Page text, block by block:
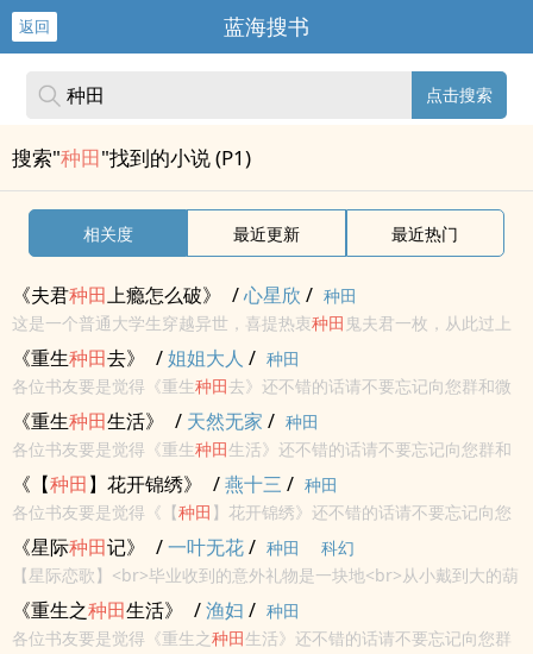
返回 蓝海搜书
点击搜索
搜索"种田"找到的小说 (P1)
相关度 最近更新 最近热门
《夫君种田上瘾怎么破》 /心星欣 / 种田
这是一个普通大学生穿越异世，喜提热衷种田 鬼夫君一枚，从此过上
了幸（jī）福（fēi）美（gǒu）满（tiào）的
—— 邱准：“小水，去种田 吗？” 霍水：“→_...
《重生种田去》 /姐姐大人 / 种田
各位书友要是觉得《重生种田去》还不错的话请不要忘记向您群和微
博里的朋友推荐哦！《重生种田去》作者：姐姐大人享受阅读 享受午
后阳光带来的慵懒惬意，一杯下午茶 一本好书。享受生活，享受小说
给您带来...
《重生种田生活》 / 天然无家 / 种田
各位书友要是觉得《重生种田生活》还不错的话请不要忘记向您群和
微博里的朋友推荐哦！《重生种田生活》作者：天然无家享受阅读 享
受午后阳光带来的慵懒惬意，一杯下午茶 一本好书。享受生活，享受
小说给您...
《【种田】花开锦绣》 /燕十三 / 种田
各位书友要是觉得《【种田 】花开锦绣》还不错的话请不要忘记向您
群和微博里的朋友推荐哦！《【 种田】花开锦绣》作者：燕十三享受
阅读 享受午后阳光带来的慵懒惬意，一杯下午茶 一本好书。享受生
活，享受小...
《星际种田记》 /一叶无花/ 种田
科幻
【星际恋歌】<br>毕业收到的意外礼物是一块地<br>从小戴到大的葫
芦是个空间<br>除了可以种田还可以传到别的星球<br>种种菜，卖卖
菜，努力存钱买个星球开农场<br>
《重生之种田生活》 /渔妇 / 种田
各位书友要是觉得《重生之种田生活》还不错的话请不要忘记向您群